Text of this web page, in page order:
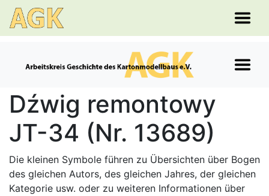
Dźwig remontowy
JT-34 (Nr. 13689)
Die kleinen Symbole führen zu Übersichten über Bogen
des gleichen Autors, des gleichen Jahres, der gleichen
Kategorie usw. oder zu weiteren Informationen über